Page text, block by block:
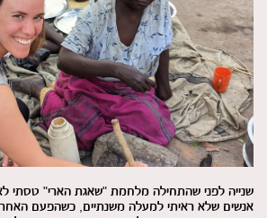
שנייה לפני שהתחילה מלחמת "שאגת הארי" טסתי
אנשים שלא ראיתי למעלה משנתיים, כשהפעם